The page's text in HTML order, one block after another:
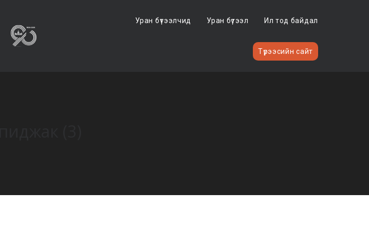
Уран бүтээлчид Уран бүтээл Ил тод байдал
Түрээсийн сайт